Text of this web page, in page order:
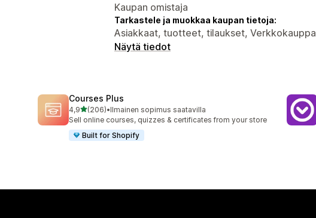
Kaupan omistaja
Tarkastele ja muokkaa kaupan tietoja:
Asiakkaat, tuotteet, tilaukset, Verkkokauppa
Näytä tiedot
Courses Plus
4,9/ 5 tähteä
(206)
206 arvostelua yhteensä
•Ilmainen sopimus saatavilla
Sell online courses, quizzes & certificates from your store
Built for Shopify